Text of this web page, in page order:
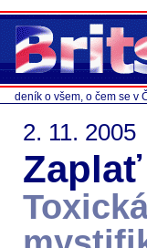
deník o všem, o čem se v
2. 11. 2005